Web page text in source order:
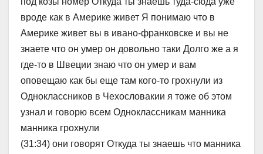
вроде как в Америке живет Я понимаю что в
Америке живет вы в ивано-франковске и вы не
знаете что он умер он довольно таки Долго же а я
где-то в Швеции знаю что он умер и вам
оповещаю как бы еще там кого-то грохнули из
Одноклассников в Чехословакии я тоже об этом
узнал и говорю всем Одноклассникам манника
манника грохнули
(31:34) они говорят Откуда ты знаешь что манника